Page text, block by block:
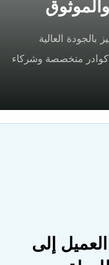
العالية
وشركاء
إلى